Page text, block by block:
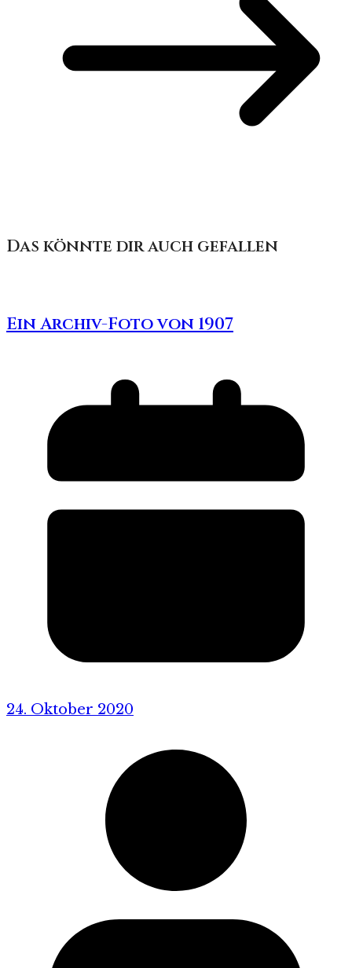
Das könnte dir auch gefallen
Ein Archiv-Foto von 1907
24. Oktober 2020